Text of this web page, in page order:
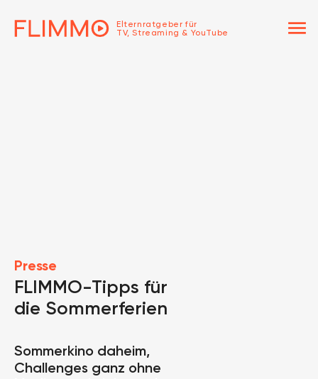
Elternratgeber für
TV, Streaming & YouTube
menu
Presse
FLIMMO-Tipps für
die Sommerferien
Sommerkino daheim,
Challenges ganz ohne